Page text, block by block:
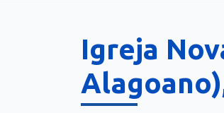
Igreja